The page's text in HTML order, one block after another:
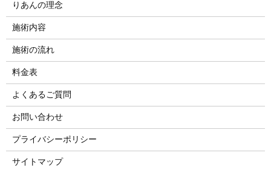
りあんの理念
施術内容
施術の流れ
料金表
よくあるご質問
お問い合わせ
プライバシーポリシー
サイトマップ